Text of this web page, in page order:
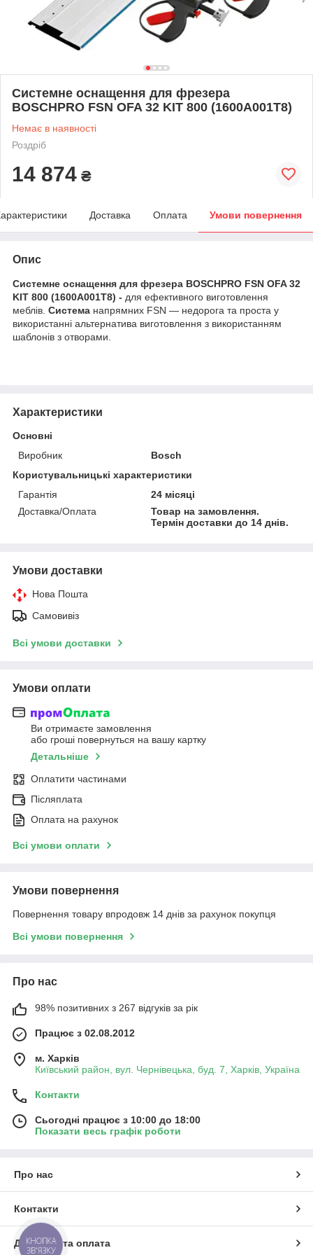
Системне оснащення для фрезера
BOSCHPRO FSN OFA 32 KIT 800 (1600A001T8)
Немає в наявності
Роздріб
14 874 ₴
Доставка Оплата Умови повернення
Опис
Системне оснащення для фрезера BOSCHPRO FSN OFA 32
KIT 800 (1600A001T8) - для ефективного виготовлення
меблів. Система напрямних FSN — недорога та проста у
використанні альтернатива виготовлення з використанням
шаблонів з отворами.
Характеристики
Основні
Виробник
Bosch
Користувальницькі характеристики
Гарантія
24 місяці
Доставка/Оплата
Товар на замовлення.
Термін доставки до 14 днів.
Умови доставки
Нова Пошта
Самовивіз
Всі умови доставки
Умови оплати
Ви отримаєте замовлення
або гроші повернуться на вашу картку
Детальніше
Оплатити частинами
Післяплата
Оплата на рахунок
Всі умови оплати
Умови повернення
Повернення товару впродовж 14 днів за рахунок покупця
Всі умови повернення
Про нас
98% позитивних з 267 відгуків за рік
Працює з 02.08.2012
м. Харків
Київський район, вул. Чернівецька, буд. 7, Харків, Україна
Контакти
Сьогодні працює з 10:00 до 18:00
Показати весь графік роботи
Про нас
Контакти
Доставка та оплата
КНОПКА
ЗВ'ЯЗКУ